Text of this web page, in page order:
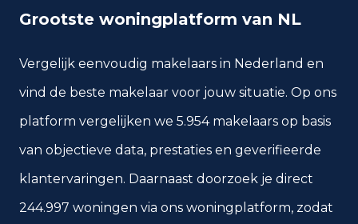
Grootste woningplatform van NL
Vergelijk eenvoudig makelaars in Nederland en
vind de beste makelaar voor jouw situatie. Op ons
platform vergelijken we 5.954 makelaars op basis
van objectieve data, prestaties en geverifieerde
klantervaringen. Daarnaast doorzoek je direct
244.997 woningen via ons woningplatform, zodat